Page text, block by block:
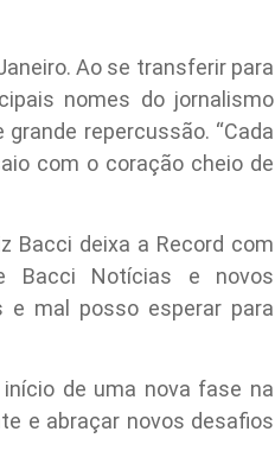
Ao se transferir para
nomes do jornalismo
repercussão. “Cada
com o coração cheio de
Bacci deixa a Record com
Bacci Notícias e novos
e mal posso esperar para
de uma nova fase na
e abraçar novos desafios